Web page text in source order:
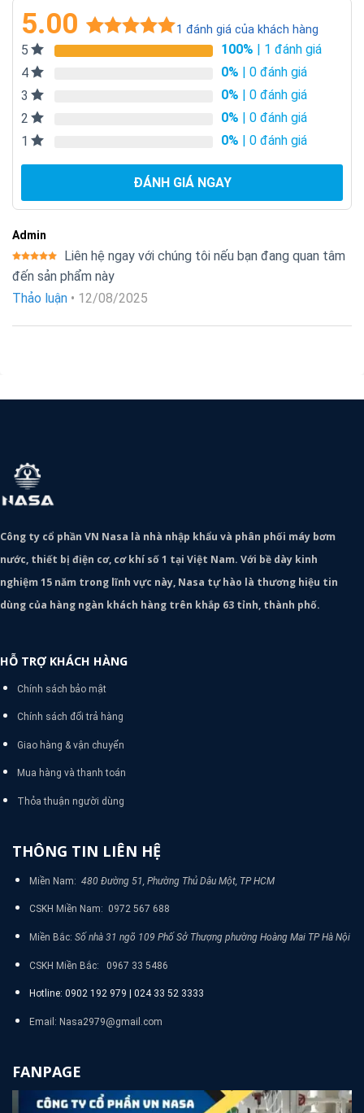
5.00 1 đánh giá của khách hàng
5 100% | 1 đánh giá
4
0% | 0 đánh giá
3
0% | 0 đánh giá
2
0% | 0 đánh giá
1
0% | 0 đánh giá
ĐÁNH GIÁ NGAY
Admin
Được xếp
hạng
55
Liên hệ ngay với chúng tôi nếu bạn đang quan tâm
đến sản phẩm này
Thảo luận • 12/08/2025
Công ty cổ phần VN Nasa là nhà nhập khẩu và phân phối máy bơm
nước, thiết bị điện cơ, cơ khí số 1 tại Việt Nam. Với bề dày kinh
nghiệm 15 năm trong lĩnh vực này, Nasa tự hào là thương hiệu tin
dùng của hàng ngàn khách hàng trên khắp 63 tỉnh, thành phố.
HỖ TRỢ KHÁCH HÀNG
Chính sách bảo mật
Chính sách đổi trả hàng
Giao hàng & vận chuyển
Mua hàng và thanh toán
Thỏa thuận người dùng
THÔNG TIN LIÊN HỆ
Miền Nam: 480 Đường 51, Phường Thủ Dâu Một, TP HCM
CSKH Miền Nam: 0972 567 688
Miền Bắc: Số nhà 31 ngõ 109 Phố Sở Thượng phường Hoàng Mai TP Hà Nội
CSKH Miền Bắc: 0967 33 5486
Hotline: 0902 192 979 | 024 33 52 3333
Email: Nasa2979@gmail.com
FANPAGE